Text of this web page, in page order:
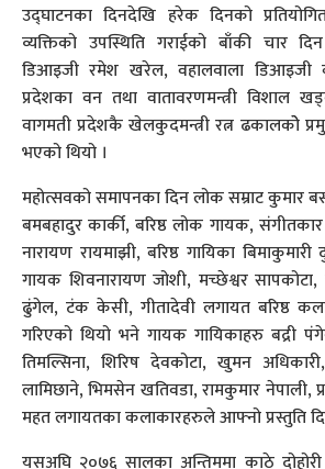
उद्घाटनका दिनदेखि हरेक दिनको
व्यक्तिको उपस्थिति गराईको बाँकी चार
डिआइजी रमेश खरेल, वहालवाला डिआइजी
प्रदेशका वन तथा वातावरणमन्त्री विशाल
वागमती प्रदेशकै खेलकुदमन्त्री रत्न ढकालकोे
भएको थियो ।
महोत्सवको समापनका दिन लोक सम्राट कुमार
बमबहादुर कार्की, बरिष्ठ लोक गायक,
नारायण रायमाझी, बरिष्ठ गायिका
गायक शिवनारायण जोशी, मच्छेश्वर
ढुंगेल, टंक केसी, गीतादेवी लगायत बरिष्ठ
गरिएको थियो भने गायक गायिकाहरु बद्री
तिमल्सिना, शिरिष देवकोटा, खुमन
लामिछाने, भिमसेन खतिवडा, रामकुमार
महत लगायतका कलाकारहरुले आफ्नो प्रस्तुति
यसअघि २०७६ सालका अन्तिममा काठे